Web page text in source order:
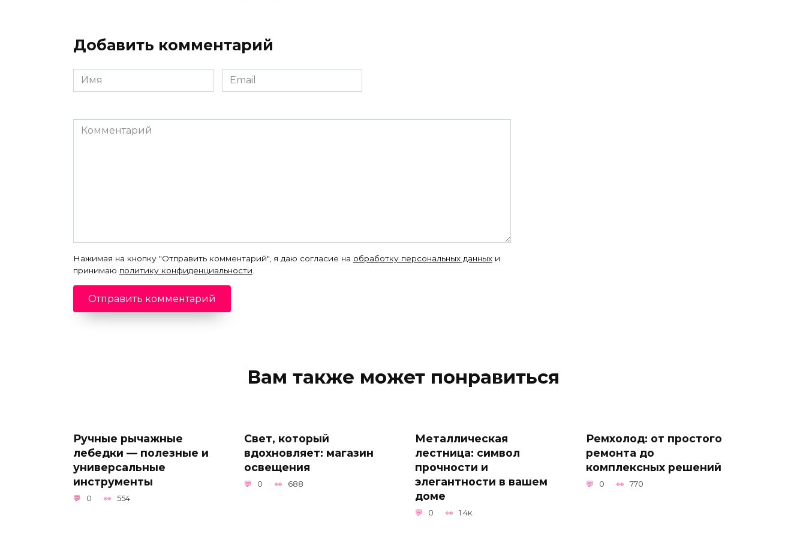
Добавить комментарий
Имя
*
Email
*
Комментарий
Нажимая на кнопку "Отправить комментарий", я даю согласие на обработку персональных данных и
принимаю политику конфиденциальности.
Вам также может понравиться
Ручные рычажные
лебедки — полезные и
универсальные
инструменты
0 554
Свет, который
вдохновляет: магазин
освещения
0 688
Металлическая
лестница: символ
прочности и
элегантности в вашем
доме
0 1.4к.
Ремхолод: от простого
ремонта до
комплексных решений
0 770